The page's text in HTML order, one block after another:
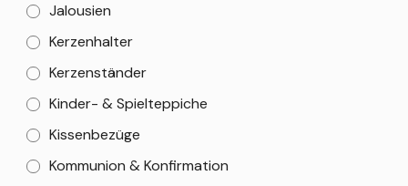
Jalousien
Kerzenhalter
Kerzenständer
Kinder- & Spielteppiche
Kissenbezüge
Kommunion & Konfirmation